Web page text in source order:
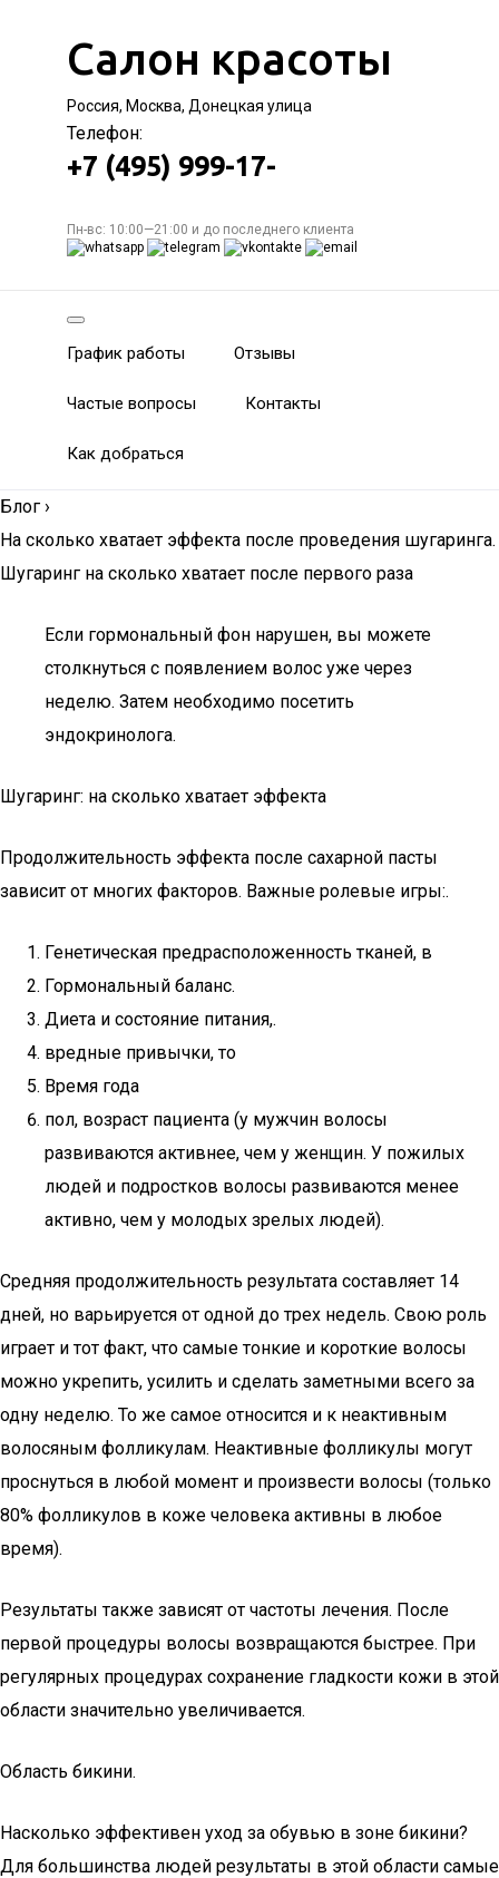
Салон красоты
Россия, Москва, Донецкая улица
Телефон:
+7 (495) 999-17-
Пн-вс: 10:00—21:00 и до последнего клиента
График работы Отзывы
Частые вопросы Контакты
Как добраться
Блог ›
На сколько хватает эффекта после проведения шугаринга.
Шугаринг на сколько хватает после первого раза
Если гормональный фон нарушен, вы можете
столкнуться с появлением волос уже через
неделю. Затем необходимо посетить
эндокринолога.
Шугаринг: на сколько хватает эффекта
Продолжительность эффекта после сахарной пасты
зависит от многих факторов. Важные ролевые игры:.
Генетическая предрасположенность тканей, в
Гормональный баланс.
Диета и состояние питания,.
вредные привычки, то
Время года
пол, возраст пациента (у мужчин волосы
развиваются активнее, чем у женщин. У пожилых
людей и подростков волосы развиваются менее
активно, чем у молодых зрелых людей).
Средняя продолжительность результата составляет 14
дней, но варьируется от одной до трех недель. Свою роль
играет и тот факт, что самые тонкие и короткие волосы
можно укрепить, усилить и сделать заметными всего за
одну неделю. То же самое относится и к неактивным
волосяным фолликулам. Неактивные фолликулы могут
проснуться в любой момент и произвести волосы (только
80% фолликулов в коже человека активны в любое
время).
Результаты также зависят от частоты лечения. После
первой процедуры волосы возвращаются быстрее. При
регулярных процедурах сохранение гладкости кожи в этой
области значительно увеличивается.
Область бикини.
Насколько эффективен уход за обувью в зоне бикини?
Для большинства людей результаты в этой области самые